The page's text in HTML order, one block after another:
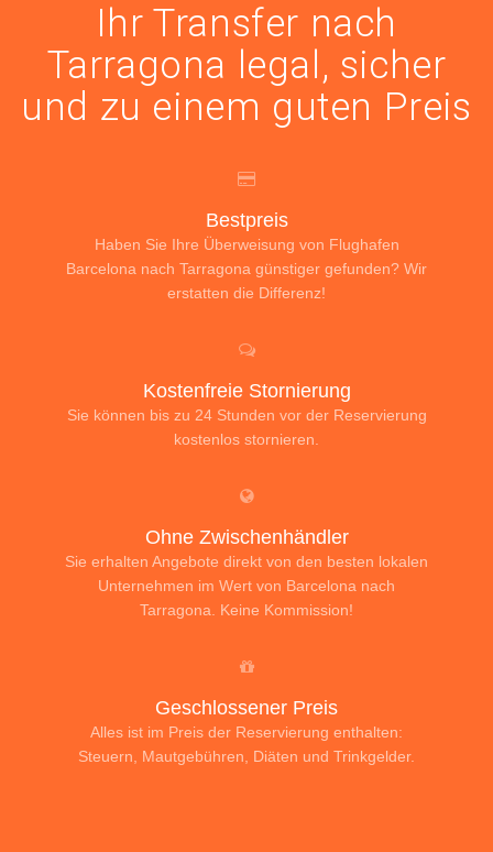
Ihr Transfer nach
Tarragona legal, sicher
und zu einem guten Preis
Bestpreis
Haben Sie Ihre Überweisung von Flughafen
Barcelona nach Tarragona günstiger gefunden? Wir
erstatten die Differenz!
Kostenfreie Stornierung
Sie können bis zu 24 Stunden vor der Reservierung
kostenlos stornieren.
Ohne Zwischenhändler
Sie erhalten Angebote direkt von den besten lokalen
Unternehmen im Wert von Barcelona nach
Tarragona. Keine Kommission!
Geschlossener Preis
Alles ist im Preis der Reservierung enthalten:
Steuern, Mautgebühren, Diäten und Trinkgelder.